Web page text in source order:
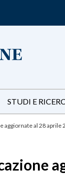
STUDI E
aggiornate al 28 aprile